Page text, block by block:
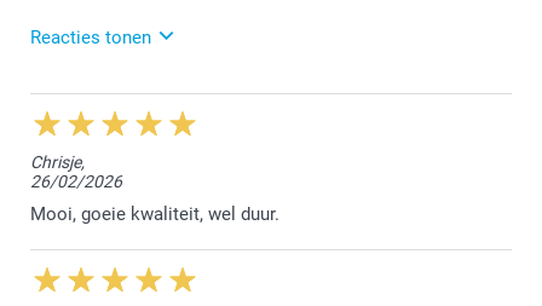
Reacties tonen
20/03/2026
13:04
Hallo Guido,
Bedankt voor jouw positieve feedback :-) We vonden
het fijn jouw bestelling te mogen afwerken.
Hartelijke groet!
Nathalie @smartphoto
Chrisje,
26/02/2026
Mooi, goeie kwaliteit, wel duur.